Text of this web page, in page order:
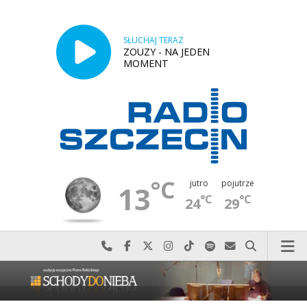
SŁUCHAJ TERAZ
ZOUZY - NA JEDEN
MOMENT
13°C jutro
24°C
pojutrze
29°C
Najlepiej po prostu do nas zadzwoń
Odwiedź nas na Facebook-u
Odwiedź nas na X
Odwiedź nas na Instagram-ie
Odwiedź nas na TikTok-u
Szukaj nas na Spotify
Wyślij do nas
Szukaj